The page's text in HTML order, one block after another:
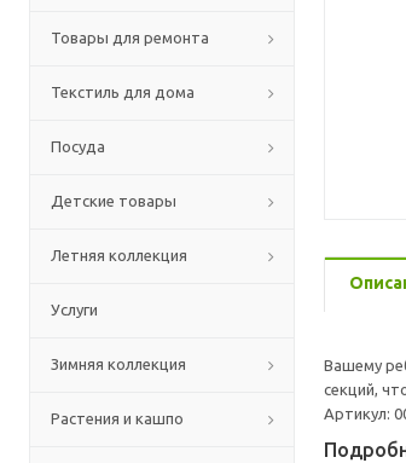
Товары для ремонта
Текстиль для дома
Посуда
Детские товары
Летняя коллекция
Услуги
Зимняя коллекция
Растения и кашпо
Вашему
секций,
Артикул: